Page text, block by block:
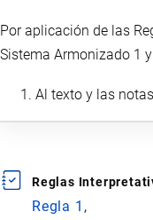
Por aplicación de las
Sistema Armonizado 1
Al texto y las
Reglas
Regla 1